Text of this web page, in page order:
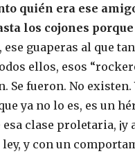
quién era ese
los cojones
, ese guaperas al que
ellos, esos
Se fueron. No existen.
ya no lo es, es un
esa clase proletaria,
y con un